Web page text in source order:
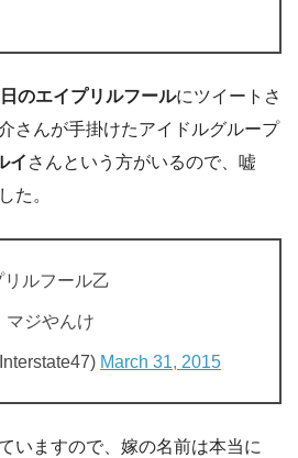
のエイプリルフールにツイートさ
さんが手掛けたアイドルグループ
イ さんという方がいるので、嘘
た。
リルフール乙
マジやんけ
March 31, 2015
いますので、嫁の名前は本当に